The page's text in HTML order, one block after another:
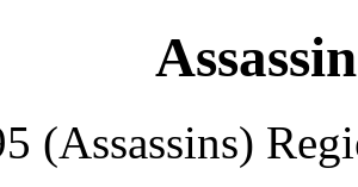
(Assassins)